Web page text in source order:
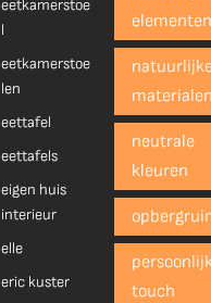
eetkamerstoe
l
eetkamerstoe
len
eettafel
eettafels
eigen huis
interieur
elle
eric kuster
neutrale
kleuren
touch